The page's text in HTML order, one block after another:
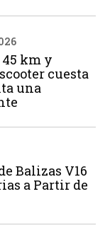
45 km y
cuesta
una
Balizas V16
a Partir de